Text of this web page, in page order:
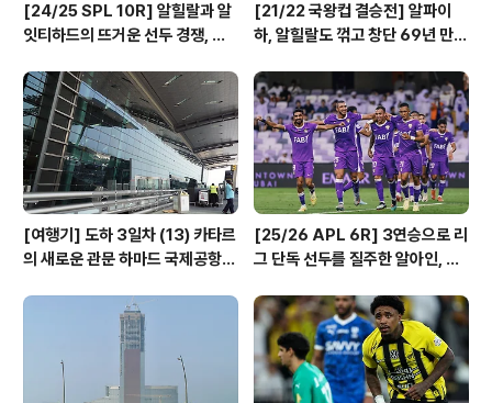
[24/25 SPL 10R] 알힐랄과 알
잇티하드의 뜨거운 선두 경쟁, 나
아, 알칼리즈!
[21/22 국왕컵 결승전] 알파이
하, 알힐랄도 꺾고 창단 69년 만에
[여행기] 도하 3일차 (13) 카타르
의 새로운 관문 하마드 국제공항
[25/26 APL 6R] 3연승으로 리
그 단독 선두를 질주한 알아인, 개
르자와 코르팟칸!